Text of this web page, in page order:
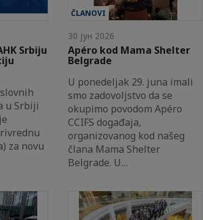
Srbiju
u Srbiji
za novu
ČLANOVI
30 јун 2026
Apéro kod Mama Shelter
Belgrade
U ponedeljak 29. juna imali
smo zadovoljstvo da se
okupimo povodom Apéro
CCIFS događaja,
organizovanog kod našeg
člana Mama Shelter
Belgrade. U…